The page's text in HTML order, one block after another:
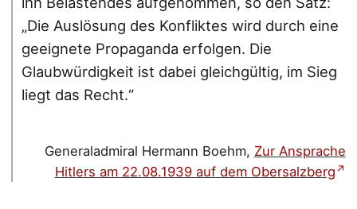
„Die Auslösung des Konfliktes wird durch eine
geeignete Propaganda erfolgen. Die
Glaubwürdigkeit ist dabei gleichgültig, im Sieg
liegt das Recht.“
Generaladmiral Hermann Boehm, Zur Ansprache
Hitlers am 22.08.1939 auf dem Obersalzberg